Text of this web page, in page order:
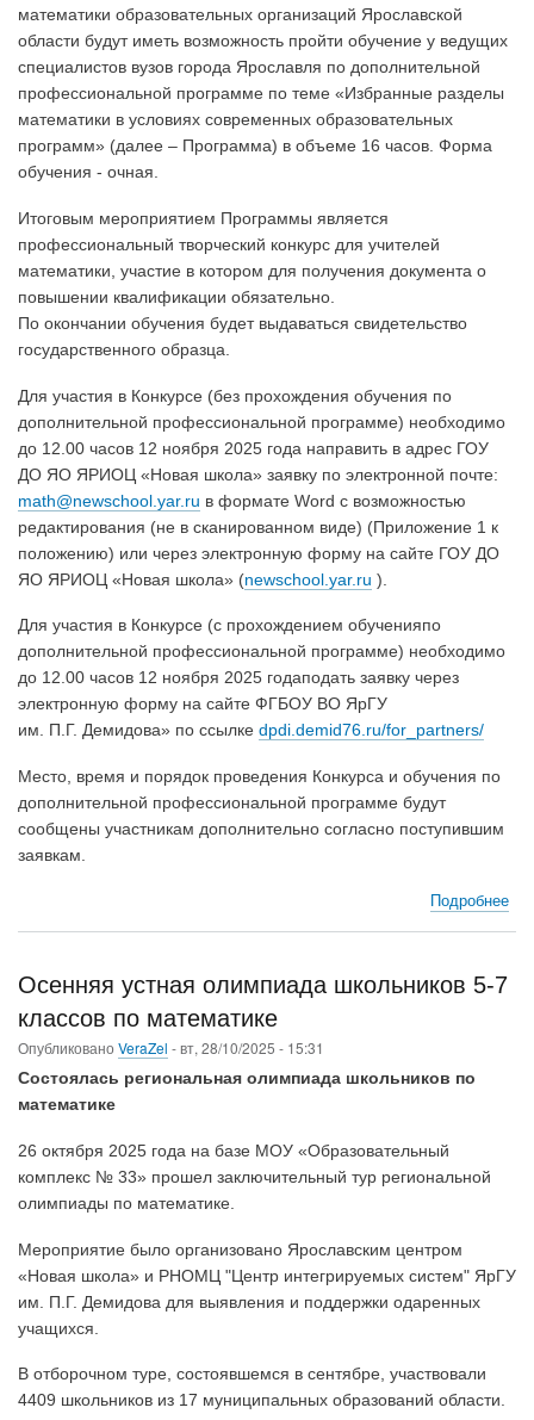
математики образовательных организаций Ярославской
области будут иметь возможность пройти обучение у ведущих
специалистов вузов города Ярославля по дополнительной
профессиональной программе по теме «Избранные разделы
математики в условиях современных образовательных
программ» (далее – Программа) в объеме 16 часов. Форма
обучения - очная.
Итоговым мероприятием Программы является
профессиональный творческий конкурс для учителей
математики, участие в котором для получения документа о
повышении квалификации обязательно.
По окончании обучения будет выдаваться свидетельство
государственного образца.
Для участия в Конкурсе (без прохождения обучения по
дополнительной профессиональной программе) необходимо
до 12.00 часов 12 ноября 2025 года направить в адрес ГОУ
ДО ЯО ЯРИОЦ «Новая школа» заявку по электронной почте:
math@newschool.yar.ru в формате Word с возможностью
редактирования (не в сканированном виде) (Приложение 1 к
положению) или через электронную форму на сайте ГОУ ДО
ЯО ЯРИОЦ «Новая школа» (newschool.yar.ru ).
Для участия в Конкурсе (с прохождением обученияпо
дополнительной профессиональной программе) необходимо
до 12.00 часов 12 ноября 2025 годаподать заявку через
электронную форму на сайте ФГБОУ ВО ЯрГУ
им. П.Г. Демидова» по ссылке dpdi.demid76.ru/for_partners/
Место, время и порядок проведения Конкурса и обучения по
дополнительной профессиональной программе будут
сообщены участникам дополнительно согласно поступившим
заявкам.
Подробнеео
Осенняя устная олимпиада школьников 5-7
классов по математике
Опубликовано VeraZel -вт, 28/10/2025 - 15:31
Состоялась региональная олимпиада школьников по
математике
26 октября 2025 года на базе МОУ «Образовательный
комплекс № 33» прошел заключительный тур региональной
олимпиады по математике.
Мероприятие было организовано Ярославским центром
«Новая школа» и РНОМЦ "Центр интегрируемых систем" ЯрГУ
им. П.Г. Демидова для выявления и поддержки одаренных
учащихся.
В отборочном туре, состоявшемся в сентябре, участвовали
4409 школьников из 17 муниципальных образований области.